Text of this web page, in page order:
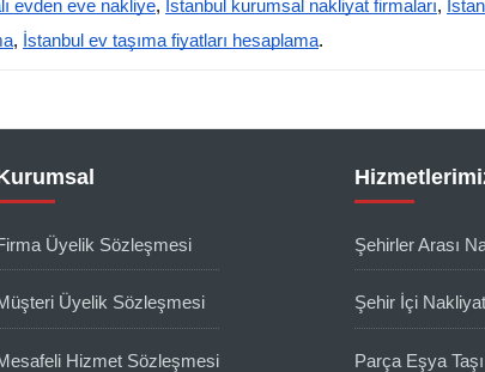
evden eve nakliye, İstanbul kurumsal nakliyat firmaları,
, İstanbul ev taşıma fiyatları hesaplama.
Üyelik Sözleşmesi
Üyelik Sözleşmesi
Hizmet Sözleşmesi
Şehirler Arası
Şehir İçi Nakliyat
Parça Eşya